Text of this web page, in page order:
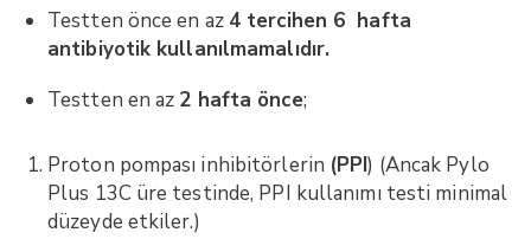
Testten önce en az 4 tercihen 6 hafta
antibiyotik kullanılmamalıdır.
Testten en az 2 hafta önce;
Proton pompası inhibitörlerin (PPI) (Ancak Pylo
Plus 13C üre testinde, PPI kullanımı testi minimal
düzeyde etkiler.)